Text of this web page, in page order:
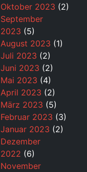
Oktober 2023 (2)
September
2023 (5)
August 2023 (1)
Juli 2023 (2)
Juni 2023 (2)
Mai 2023 (4)
April 2023 (2)
März 2023 (5)
Februar 2023 (3)
Januar 2023 (2)
Dezember
2022 (6)
November